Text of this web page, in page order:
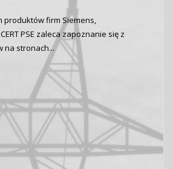
produktów firm Siemens,
PSE zaleca zapoznanie się z
na stronach...